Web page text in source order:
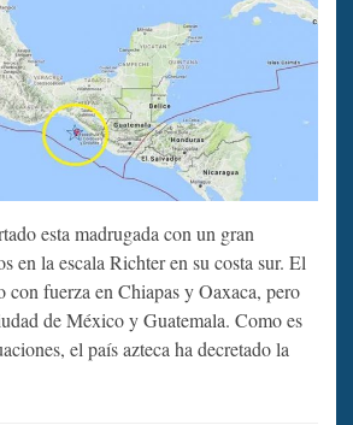
esta madrugada con un gran
en la escala Richter en su costa sur. El
con fuerza en Chiapas y Oaxaca, pero
de México y Guatemala. Como es
el país azteca ha decretado la